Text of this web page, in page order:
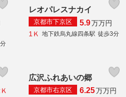
レオパレスナカイ
京都市下京区 5.9万万円
1Ｋ
地下鉄烏丸線四条駅 徒歩3分
広沢ふれあいの郷
京都市右京区 6.25万万円